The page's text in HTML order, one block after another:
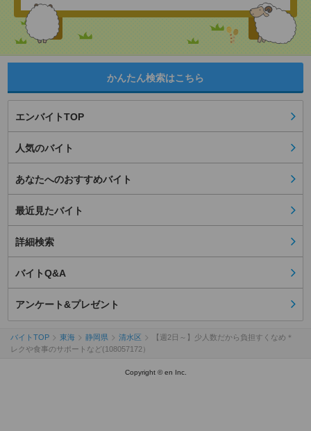
かんたん検索はこちら
エンバイトTOP
人気のバイト
あなたへのおすすめバイト
最近見たバイト
詳細検索
バイトQ&A
アンケート&プレゼント
バイトTOP 東海 静岡県 清水区
【週2日～】少人数だから負担すくなめ＊
レクや食事のサポートなど(108057172）
Copyright © en Inc.